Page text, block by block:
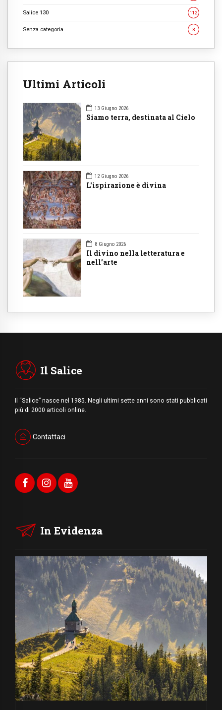
Salice 130 112
Senza categoria 3
Ultimi Articoli
13 Giugno 2026
Siamo terra, destinata al Cielo
12 Giugno 2026
L'ispirazione è divina
8 Giugno 2026
Il divino nella letteratura e
nell’arte
Il Salice
Il “Salice” nasce nel 1985. Negli ultimi sette anni sono stati pubblicati
più di 2000 articoli online.
Contattaci
In Evidenza